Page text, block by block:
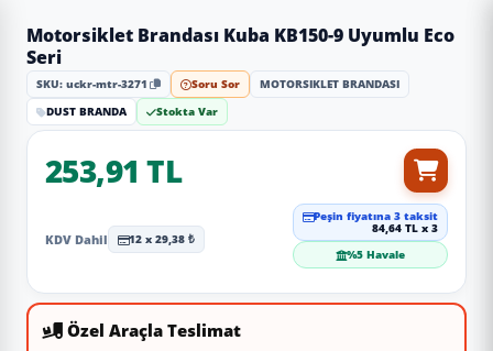
Motorsiklet Brandası Kuba KB150-9 Uyumlu Eco
Seri
SKU: uckr-mtr-3271 Soru Sor
MOTORSIKLET BRANDASI
DUST BRANDA
Stokta Var
253,91 TL
KDV Dahil 12 x 29,38 ₺
Peşin fiyatına 3 taksit
84,64 TL x 3
%5 Havale
Özel Araçla Teslimat